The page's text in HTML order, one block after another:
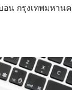
น กรุงเทพมหาน